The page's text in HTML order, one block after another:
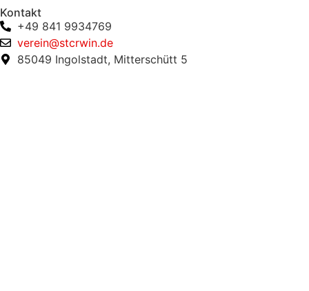
Kontakt
+49 841 9934769
verein@stcrwin.de
85049 Ingolstadt, Mitterschütt 5